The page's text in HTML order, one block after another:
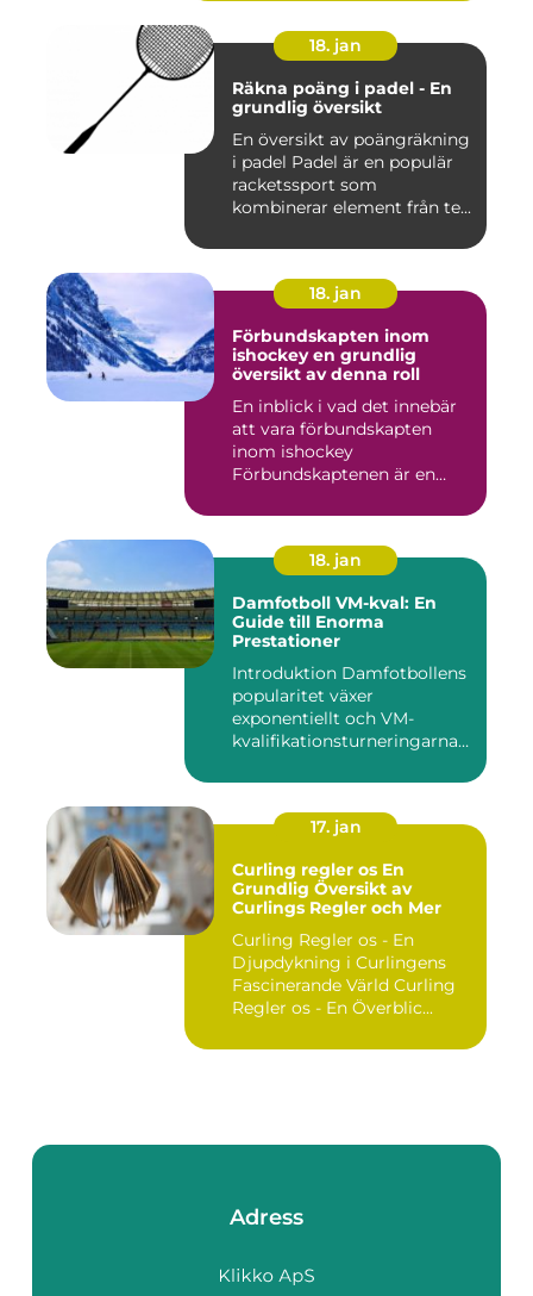
18. jan
Räkna poäng i padel - En
grundlig översikt
En översikt av poängräkning
i padel Padel är en populär
racketssport som
kombinerar element från te...
18. jan
Förbundskapten inom
ishockey en grundlig
översikt av denna roll
En inblick i vad det innebär
att vara förbundskapten
inom ishockey
Förbundskaptenen är en
18. jan
Damfotboll VM-kval: En
Guide till Enorma
Prestationer
Introduktion Damfotbollens
popularitet växer
exponentiellt och VM-
kvalifikationsturneringarna
17. jan
Curling regler os En
Grundlig Översikt av
Curlings Regler och Mer
Curling Regler os - En
Djupdykning i Curlingens
Fascinerande Värld Curling
Regler os - En Överblic...
Adress